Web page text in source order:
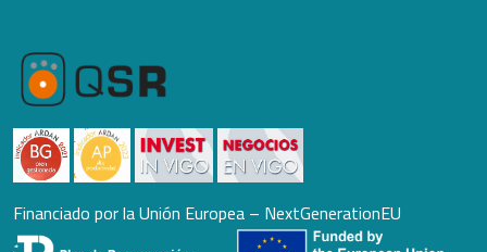
Financiado por la Unión Europea – NextGenerationEU